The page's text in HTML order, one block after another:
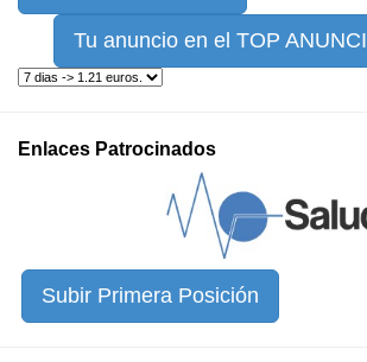
Tu anuncio en el TOP
Enlaces Patrocinados
Subir Primera Posición